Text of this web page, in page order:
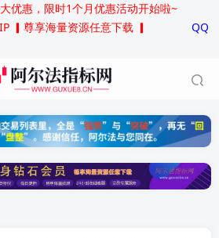
优惠，限时1个月优惠活动开始啦~
▎尊享海量资源任意下载 ▎
QQ